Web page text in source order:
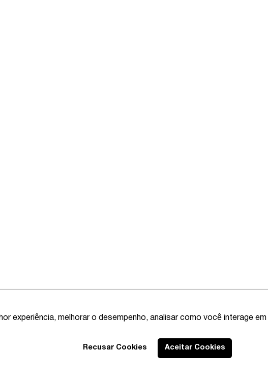
experiência, melhorar o desempenho, analisar como você interage
Recusar Cookies Aceitar Cookies